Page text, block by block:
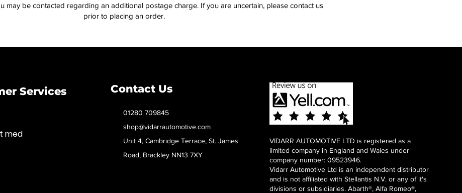
may be contacted regarding an additional postage charge. If you are uncertain, please contact us
prior to placing an order.
Services
med
Contact Us
01280 709845
shop@vidarrautomotive.com
Unit 4, Cambridge Terrace, St. James
Road, Brackley NN13 7XY
VIDARR AUTOMOTIVE LTD is registered as a
limited company in England and Wales under
company number: 09523946.
Vidarr Automotive Ltd is an independent distributor
and is not affiliated with Stellantis N.V. or any of it's
divisions or subsidiaries. Abarth®, Alfa Romeo®,